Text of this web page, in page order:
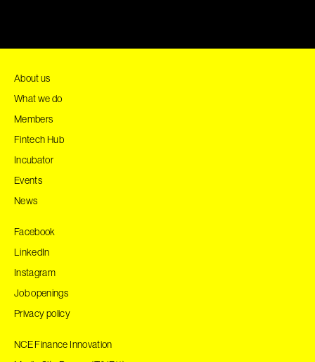
About us
What we do
Members
Fintech Hub
Incubator
Events
News
Facebook
LinkedIn
Instagram
Job openings
Privacy policy
NCE Finance Innovation